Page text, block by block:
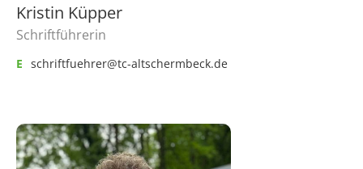
Kristin Küpper
Schriftführerin
E schriftfuehrer@tc-altschermbeck.de